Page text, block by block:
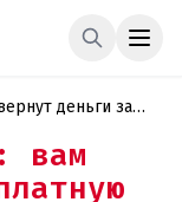
деньги за
вам